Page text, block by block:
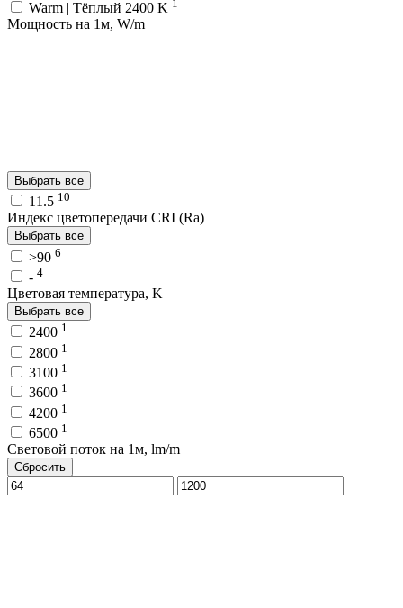
Warm | Тёплый 2400 K 1
Мощность на 1м, W/m
Выбрать все
11.5 10
Индекс цветопередачи CRI (Ra)
Выбрать все
>90 6
- 4
Цветовая температура, K
Выбрать все
2400 1
2800 1
3100 1
3600 1
4200 1
6500 1
Световой поток на 1м, lm/m
Сбросить